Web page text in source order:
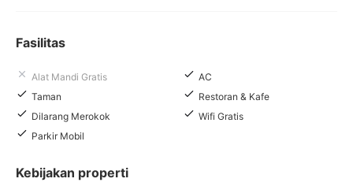
Fasilitas
Alat Mandi Gratis
AC
Taman
Restoran & Kafe
Dilarang Merokok
Wifi Gratis
Parkir Mobil
Kebijakan properti